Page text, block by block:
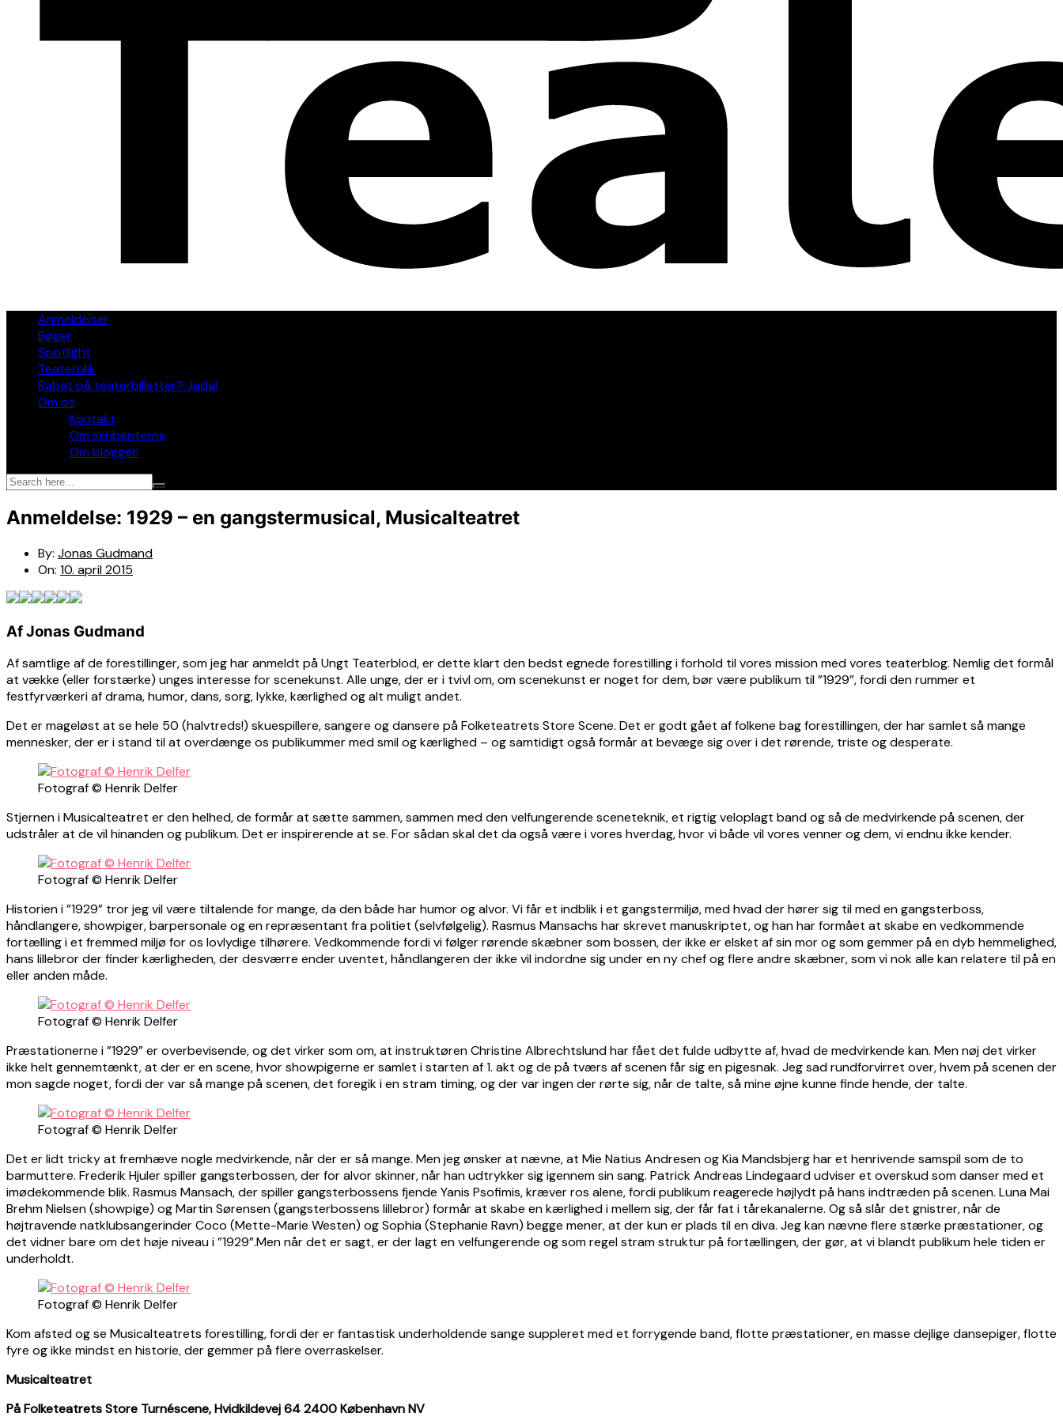
Anmeldelser
Bøger
Spotlight
Teaterblik
Rabat på teaterbilletter? Jada!
Om os
Kontakt
Om skribenterne
Om bloggen
Anmeldelse: 1929 – en gangstermusical, Musicalteatret
By: Jonas Gudmand
On: 10. april 2015
Af Jonas Gudmand
Af samtlige af de forestillinger, som jeg har anmeldt på Ungt Teaterblod, er dette klart den bedst egnede forestilling i forhold til vores mission med vores teaterblog. Nemlig det formål
at vække (eller forstærke) unges interesse for scenekunst. Alle unge, der er i tvivl om, om scenekunst er noget for dem, bør være publikum til ”1929”, fordi den rummer et
festfyrværkeri af drama, humor, dans, sorg, lykke, kærlighed og alt muligt andet.
Det er mageløst at se hele 50 (halvtreds!) skuespillere, sangere og dansere på Folketeatrets Store Scene. Det er godt gået af folkene bag forestillingen, der har samlet så mange
mennesker, der er i stand til at overdænge os publikummer med smil og kærlighed – og samtidigt også formår at bevæge sig over i det rørende, triste og desperate.
Fotograf © Henrik Delfer
Stjernen i Musicalteatret er den helhed, de formår at sætte sammen, sammen med den velfungerende sceneteknik, et rigtig veloplagt band og så de medvirkende på scenen, der
udstråler at de vil hinanden og publikum. Det er inspirerende at se. For sådan skal det da også være i vores hverdag, hvor vi både vil vores venner og dem, vi endnu ikke kender.
Fotograf © Henrik Delfer
Historien i ”1929” tror jeg vil være tiltalende for mange, da den både har humor og alvor. Vi får et indblik i et gangstermiljø, med hvad der hører sig til med en gangsterboss,
håndlangere, showpiger, barpersonale og en repræsentant fra politiet (selvfølgelig). Rasmus Mansachs har skrevet manuskriptet, og han har formået at skabe en vedkommende
fortælling i et fremmed miljø for os lovlydige tilhørere. Vedkommende fordi vi følger rørende skæbner som bossen, der ikke er elsket af sin mor og som gemmer på en dyb hemmelighed,
hans lillebror der finder kærligheden, der desværre ender uventet, håndlangeren der ikke vil indordne sig under en ny chef og flere andre skæbner, som vi nok alle kan relatere til på en
eller anden måde.
Fotograf © Henrik Delfer
Præstationerne i ”1929” er overbevisende, og det virker som om, at instruktøren Christine Albrechtslund har fået det fulde udbytte af, hvad de medvirkende kan. Men nøj det virker
ikke helt gennemtænkt, at der er en scene, hvor showpigerne er samlet i starten af 1. akt og de på tværs af scenen får sig en pigesnak. Jeg sad rundforvirret over, hvem på scenen der
mon sagde noget, fordi der var så mange på scenen, det foregik i en stram timing, og der var ingen der rørte sig, når de talte, så mine øjne kunne finde hende, der talte.
Fotograf © Henrik Delfer
Det er lidt tricky at fremhæve nogle medvirkende, når der er så mange. Men jeg ønsker at nævne, at Mie Natius Andresen og Kia Mandsbjerg har et henrivende samspil som de to
barmuttere. Frederik Hjuler spiller gangsterbossen, der for alvor skinner, når han udtrykker sig igennem sin sang. Patrick Andreas Lindegaard udviser et overskud som danser med et
imødekommende blik. Rasmus Mansach, der spiller gangsterbossens fjende Yanis Psofimis, kræver ros alene, fordi publikum reagerede højlydt på hans indtræden på scenen. Luna Mai
Brehm Nielsen (showpige) og Martin Sørensen (gangsterbossens lillebror) formår at skabe en kærlighed i mellem sig, der får fat i tårekanalerne. Og så slår det gnistrer, når de
højtravende natklubsangerinder Coco (Mette-Marie Westen) og Sophia (Stephanie Ravn) begge mener, at der kun er plads til en diva. Jeg kan nævne flere stærke præstationer, og
det vidner bare om det høje niveau i ”1929”.Men når det er sagt, er der lagt en velfungerende og som regel stram struktur på fortællingen, der gør, at vi blandt publikum hele tiden er
underholdt.
Fotograf © Henrik Delfer
Kom afsted og se Musicalteatrets forestilling, fordi der er fantastisk underholdende sange suppleret med et forrygende band, flotte præstationer, en masse dejlige dansepiger, flotte
fyre og ikke mindst en historie, der gemmer på flere overraskelser.
Musicalteatret
På Folketeatrets Store Turnéscene, Hvidkildevej 64 2400 København NV